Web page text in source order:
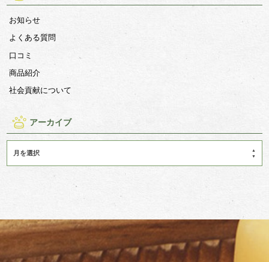
お知らせ
よくある質問
口コミ
商品紹介
社会貢献について
アーカイブ
月を選択